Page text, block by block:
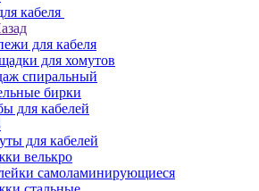
кабеля
для кабеля
для хомутов
спиральный
бирки
для кабелей
для кабелей
велькро
самоламинирующиеся